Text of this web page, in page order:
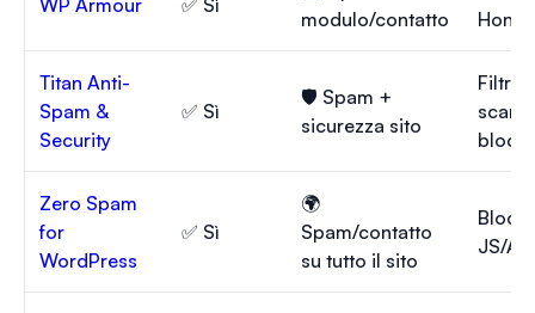
modulo/contatto
Titan Anti-
Spam &
Security
✅ Sì
🛡️ Spam +
sicurezza sito
Filtro
Zero Spam
for
WordPress
✅ Sì
🌍
Spam/contatto
su tutto il sito
JS/AI